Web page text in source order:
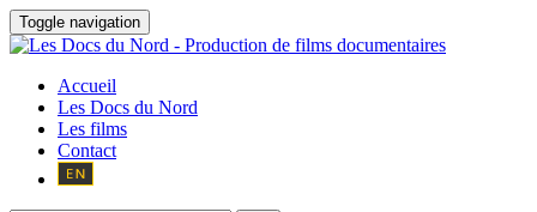
Toggle navigation
Accueil
Les Docs du Nord
Les films
Contact